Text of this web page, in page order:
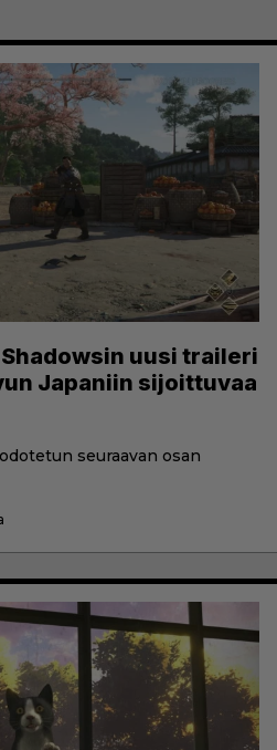
uusi traileri
Japaniin sijoittuvaa
seuraavan osan